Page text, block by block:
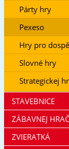
Párty hry
Pexeso
Hry pro
Slovné hry
Strategickej
STAVEBNICE
ZÁBAVNEJ
ZVIERATKÁ